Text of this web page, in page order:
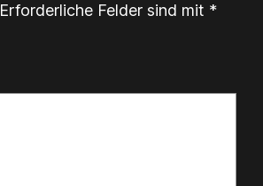
Erforderliche Felder sind mit *